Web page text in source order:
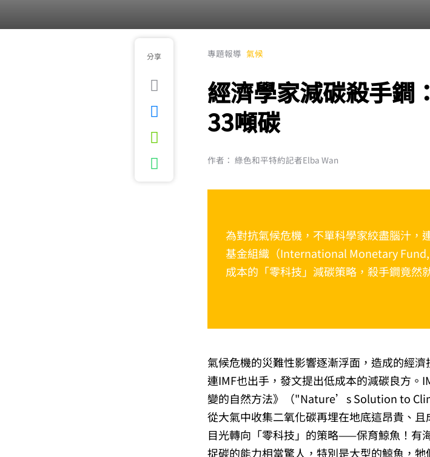
分享 專題報導 氣候
經濟學家減碳殺手鐧
33噸碳
作者： 綠色和平特約記者Elba Wan
為對抗氣候危機，不單科學家絞盡腦汁，
基金組織（International Monetary
成本的「零科技」減碳策略，殺手鐧竟然
氣候危機的災難性影響逐漸浮面，造成的經
連IMF也出手，發文提出低成本的減碳良方。
變的自然方法》（"Nature’s Solution to
從大氣中收集二氧化碳再埋在地底這昂貴、
目光轉向「零科技」的策略——保育鯨魚！有
捉碳的能力相當驚人，特別是大型的鯨魚，